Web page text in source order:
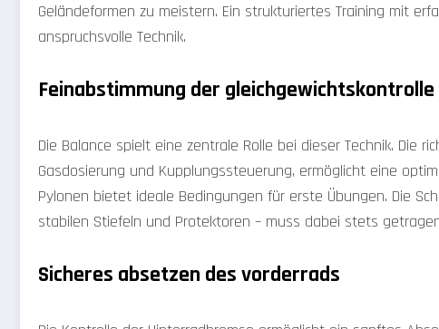
Geländeformen zu meistern. Ein strukturiertes Training mit
anspruchsvolle Technik.
Feinabstimmung der gleichgewichtskontrolle
Die Balance spielt eine zentrale Rolle bei dieser Technik. Die
Gasdosierung und Kupplungssteuerung, ermöglicht eine
Pylonen bietet ideale Bedingungen für erste Übungen. Die
stabilen Stiefeln und Protektoren – muss dabei stets
Sicheres absetzen des vorderrads